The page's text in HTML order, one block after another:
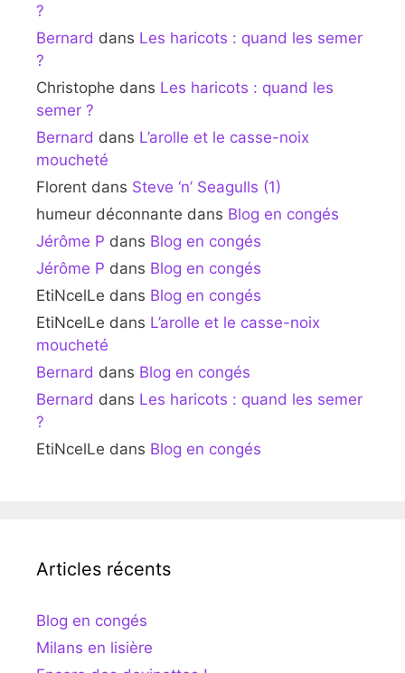
?
Bernard dans Les haricots : quand les semer
?
Christophe dans Les haricots : quand les
semer ?
Bernard dans L’arolle et le casse-noix
moucheté
Florent dans Steve ‘n’ Seagulls (1)
humeur déconnante dans Blog en congés
Jérôme P dans Blog en congés
Jérôme P dans Blog en congés
EtiNcelLe dans Blog en congés
EtiNcelLe dans L’arolle et le casse-noix
moucheté
Bernard dans Blog en congés
Bernard dans Les haricots : quand les semer
?
EtiNcelLe dans Blog en congés
Articles récents
Blog en congés
Milans en lisière